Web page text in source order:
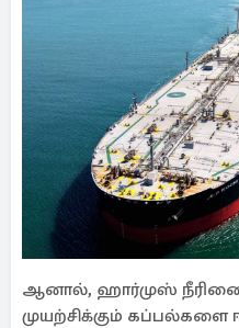
ஆனால், ஹார்முஸ்
முயற்சிக்கும் கப்பல்களை